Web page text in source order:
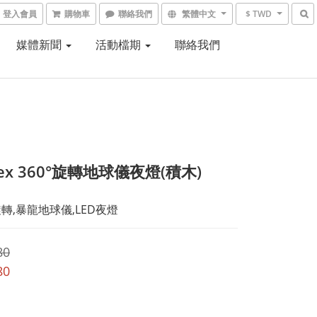
登入會員 購物車 聯絡我們 繁體中文 $ TWD
媒體新聞 活動檔期 聯絡我們
360°旋轉地球儀夜燈(積木)
,暴龍地球儀,LED夜燈